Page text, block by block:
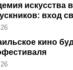
искусства
вход
кино